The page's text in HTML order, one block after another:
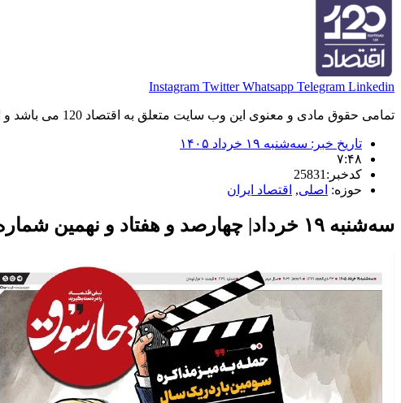
Instagram Twitter Whatsapp Telegram Linkedin
تمامی حقوق مادی و معنوی این وب سایت متعلق به اقتصاد 120 می باشد و استفاده غیر قانونی از آن پیگرد قانونی دارد.
تاریخ خبر: سه‌شنبه ۱۹ خرداد ۱۴۰۵
۷:۴۸
کدخبر:25831
حوزه: اصلی, اقتصاد ایران
سه‌شنبه ۱۹ خرداد| چهارصد و هفتاد و نهمین شماره از «روزنامه چارسوق»